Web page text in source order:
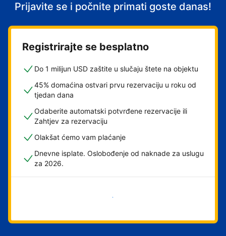
Prijavite se i počnite primati goste danas!
Registrirajte se besplatno
Do 1 milijun USD zaštite u slučaju štete na objektu
45% domaćina ostvari prvu rezervaciju u roku od
tjedan dana
Odaberite automatski potvrđene rezervacije ili
Zahtjev za rezervaciju
Olakšat ćemo vam plaćanje
Dnevne isplate. Oslobođenje od naknade za uslugu
za 2026.
Započni odmah